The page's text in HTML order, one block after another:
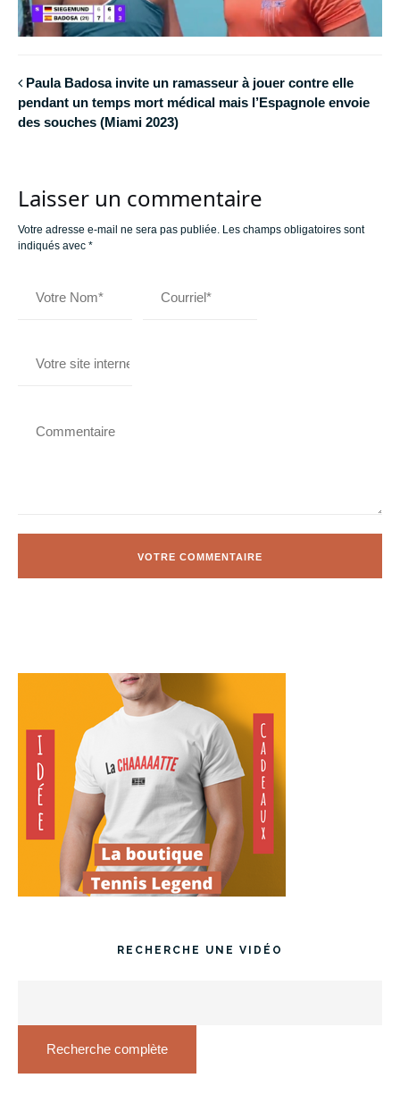
Paula Badosa invite un ramasseur à jouer contre elle
pendant un temps mort médical mais l’Espagnole envoie
des souches (Miami 2023)
Laisser un commentaire
Votre adresse e-mail ne sera pas publiée. Les champs obligatoires sont
indiqués avec *
RECHERCHE UNE VIDÉO
Recherche complète